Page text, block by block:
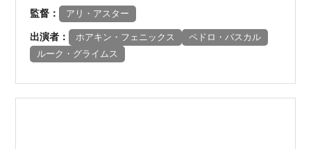
監督： アリ・アスター
出演者： ホアキン・フェニックス
ペドロ・パスカル
ルーク・グライムス